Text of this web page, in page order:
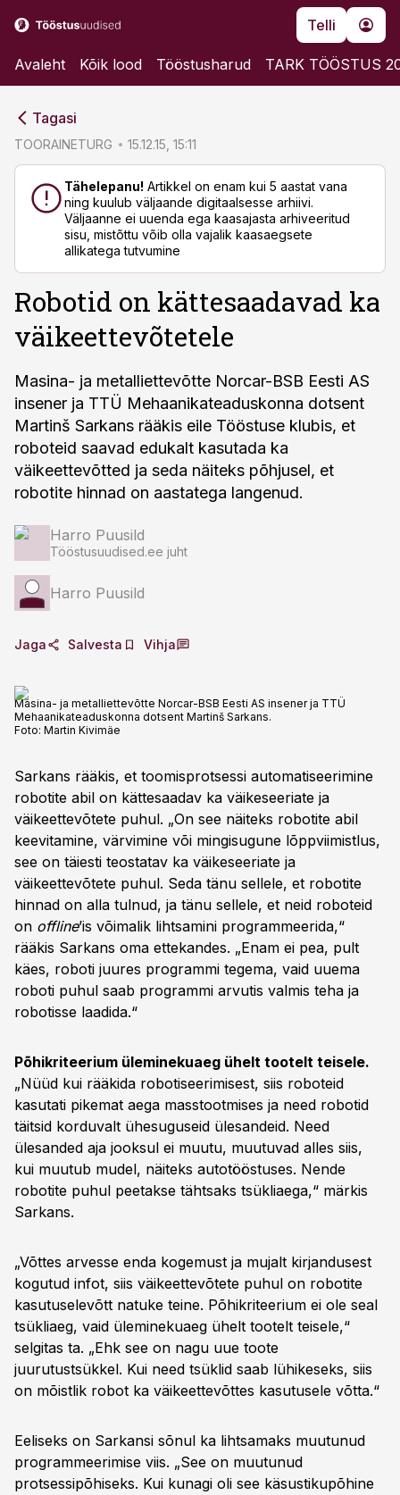
Telli
Avaleht Kõik lood Tööstusharud TARK TÖÖSTUS
Tagasi
TOORAINETURG 15.12.15, 15:11
Tähelepanu! Artikkel on enam kui 5 aastat vana
ning kuulub väljaande digitaalsesse arhiivi.
Väljaanne ei uuenda ega kaasajasta arhiveeritud
sisu, mistõttu võib olla vajalik kaasaegsete
allikatega tutvumine
Robotid on kättesaadavad ka
väikeettevõtetele
Masina- ja metalliettevõtte Norcar-BSB Eesti AS
insener ja TTÜ Mehaanikateaduskonna dotsent
Martinš Sarkans rääkis eile Tööstuse klubis, et
roboteid saavad edukalt kasutada ka
väikeettevõtted ja seda näiteks põhjusel, et
robotite hinnad on aastatega langenud.
Harro Puusild
Tööstusuudised.ee juht
Harro Puusild
Jaga Salvesta Vihja
Masina- ja metalliettevõtte Norcar-BSB Eesti AS insener ja TTÜ
Mehaanikateaduskonna dotsent Martinš Sarkans.
Foto: Martin Kivimäe
Sarkans rääkis, et toomisprotsessi automatiseerimine
robotite abil on kättesaadav ka väikeseeriate ja
väikeettevõtete puhul. „On see näiteks robotite abil
keevitamine, värvimine või mingisugune lõppviimistlus,
see on täiesti teostatav ka väikeseeriate ja
väikeettevõtete puhul. Seda tänu sellele, et robotite
hinnad on alla tulnud, ja tänu sellele, et neid roboteid
on offline’is võimalik lihtsamini programmeerida,“
rääkis Sarkans oma ettekandes. „Enam ei pea, pult
käes, roboti juures programmi tegema, vaid uuema
roboti puhul saab programmi arvutis valmis teha ja
robotisse laadida.“
Põhikriteerium üleminekuaeg ühelt tootelt teisele.
„Nüüd kui rääkida robotiseerimisest, siis roboteid
kasutati pikemat aega masstootmises ja need robotid
täitsid korduvalt ühesuguseid ülesandeid. Need
ülesanded aja jooksul ei muutu, muutuvad alles siis,
kui muutub mudel, näiteks autotööstuses. Nende
robotite puhul peetakse tähtsaks tsükliaega,“ märkis
Sarkans.
„Võttes arvesse enda kogemust ja mujalt kirjandusest
kogutud infot, siis väikeettevõtete puhul on robotite
kasutuselevõtt natuke teine. Põhikriteerium ei ole seal
tsükliaeg, vaid üleminekuaeg ühelt tootelt teisele,“
selgitas ta. „Ehk see on nagu uue toote
juurutustsükkel. Kui need tsüklid saab lühikeseks, siis
on mõistlik robot ka väikeettevõttes kasutusele võtta.“
Eeliseks on Sarkansi sõnul ka lihtsamaks muutunud
programmeerimise viis. „See on muutunud
protsessipõhiseks. Kui kunagi oli see käsustikupõhine